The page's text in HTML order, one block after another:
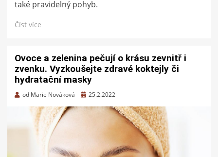
také pravidelný pohyb.
Číst více
Ovoce a zelenina pečují o krásu zevnitř i
zvenku. Vyzkoušejte zdravé koktejly či
hydratační masky
od Marie Nováková
Zveřejněno
25.2.2022